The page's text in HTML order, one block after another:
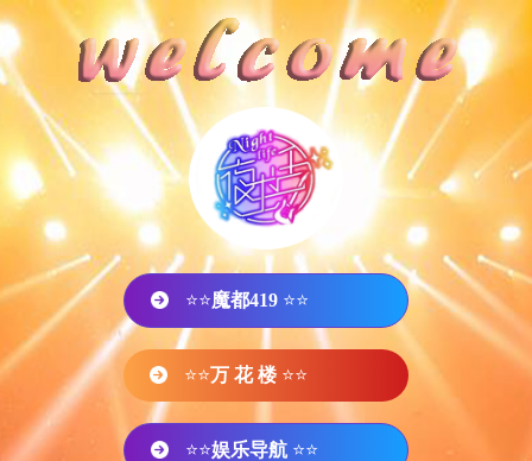
⭐⭐魔都419 ⭐⭐
⭐⭐万 花 楼 ⭐⭐
⭐⭐娱乐导航 ⭐⭐